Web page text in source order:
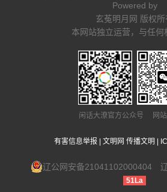
Powered by
玄菟明月网 版权所
本网站独立运营，与任何
闲话大潦官方公众号 网
有害信息举报 文明网 传播文明
辽公网安备21041102000404
51La